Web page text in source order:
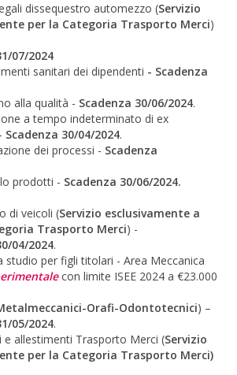
dissequestro automezzo (Servizio
per la Categoria Trasporto Merci)
07/2024
sanitari dei dipendenti - Scadenza
alla qualità - Scadenza 30/06/2024.
a tempo indeterminato di ex
Scadenza 30/04/2024.
dei processi - Scadenza
prodotti - Scadenza 30/06/2024.
di veicoli (Servizio esclusivamente a
Trasporto Merci) -
04/2024.
studio per figli titolari - Area Meccanica
con limite ISEE 2024 a €23.000
Orafi-Odontotecnici) –
05/2024.
e allestimenti Trasporto Merci (Servizio
per la Categoria Trasporto Merci)